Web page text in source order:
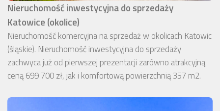
Nieruchomość inwestycyjna do sprzedaży
Katowice (okolice)
Nieruchomość komercyjna na sprzedaż w okolicach Katowic
(śląskie). Nieruchomość inwestycyjna do sprzedaży
zachwyca już od pierwszej prezentacji zarówno atrakcyjną
ceną 699 700 zł, jak i komfortową powierzchnią 357 m2.